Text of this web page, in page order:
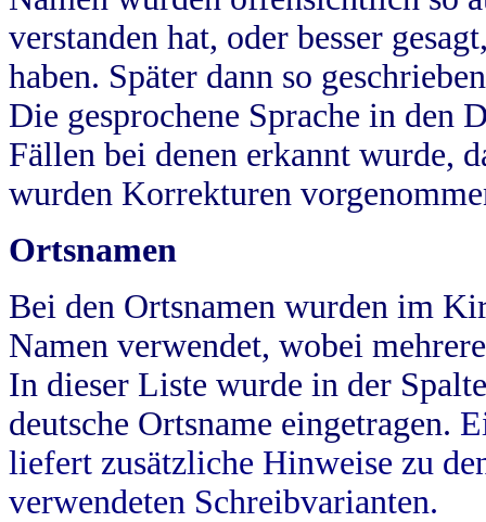
verstanden hat, oder besser
haben. Später dann so
Die gesprochene Sprache in
Fällen bei denen erkannt wurde,
wurden Korrekturen
Ortsnamen
Bei den Ortsnamen wurden im
Namen verwendet, wobei
In dieser Liste wurde in der
deutsche Ortsname eingetragen.
liefert zusätzliche Hinweise zu
verwendeten Schreibvarianten.